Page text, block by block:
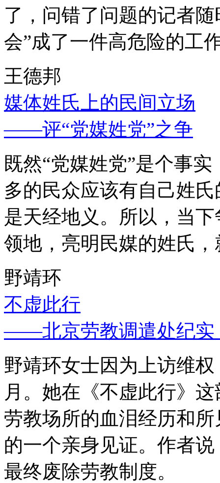
了，问错了问题的记者
会”成了一件高危险的工
王德邦
媒体姓氏上的民间立场
——评“党媒姓党”之争
既然“党媒姓党”是个事
多的民众应该有自己姓
是天经地义。所以，当
领地，亮明民媒的姓氏
野靖环
不虚此行
——北京劳教调遣处纪实
野靖环女士因为上访维
月。她在《不虚此行》
劳教场所的血泪经历和
的一个亲身见证。作者
最终废除劳教制度。